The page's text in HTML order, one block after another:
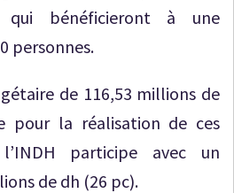
qui bénéficieront à une
personnes.
de 116,53 millions de
pour la réalisation de ces
participe avec un
de dh (26 pc).